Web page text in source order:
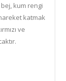
bej, kum rengi
katmak
ve